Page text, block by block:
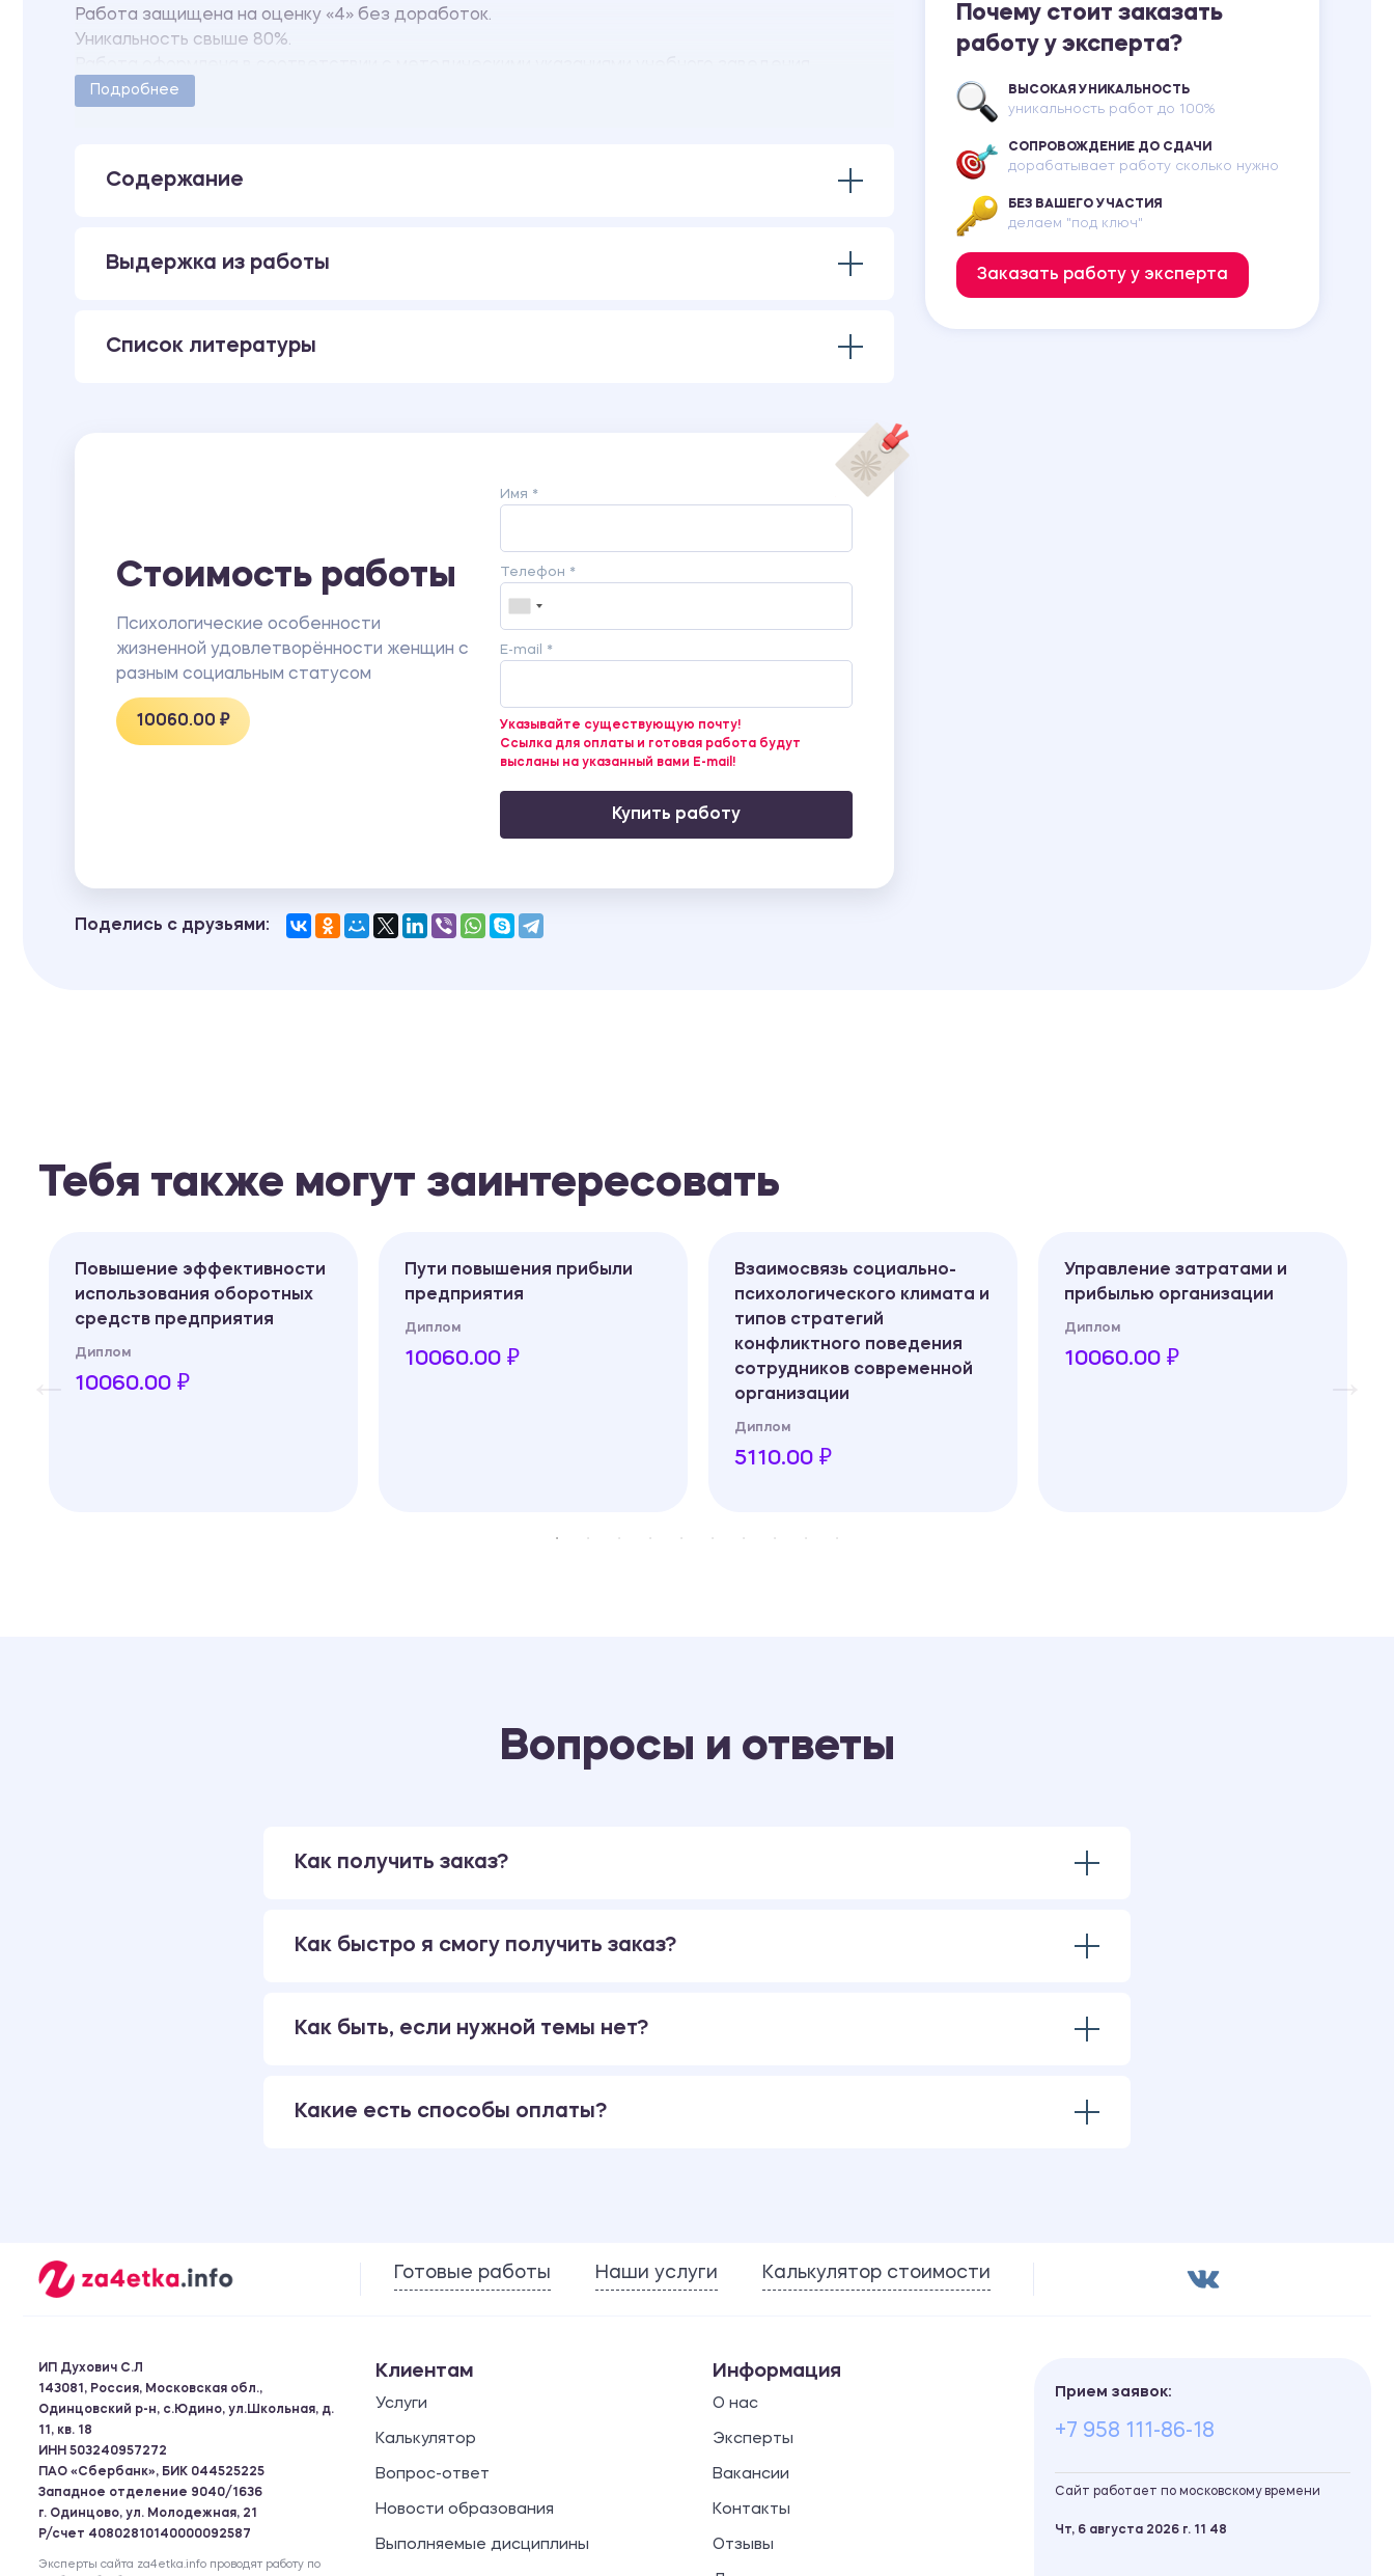
Работа защищена на оценку «4» без доработок.
Уникальность свыше 80%.
Количество страниц - 55.
ПРИЛОЖЕНИЕ 2 Сводная таблица результатов анкетирования «Характеристики жизненной
удовлетворенности» (LSIA) (Б. Бернис, в адаптации Н.В. Паниной (женщины-специалисты).
ПРИЛОЖЕНИЕ 5 Сводная таблица результатов исследования по пятифакторному личностному
Подробнее
Содержание
Выдержка из работы
Список литературы
Стоимость работы
Психологические особенности
жизненной удовлетворённости женщин с
разным социальным статусом
10060.00 ₽
Имя *
Телефон *
E-mail *
Указывайте существующую почту!
Ссылка для оплаты и готовая работа будут
высланы на указанный вами E-mail!
Купить работу
Почему стоит заказать
работу у эксперта?
ВЫСОКАЯ УНИКАЛЬНОСТЬ
уникальность работ до 100%
СОПРОВОЖДЕНИЕ ДО СДАЧИ
дорабатывает работу сколько нужно
БЕЗ ВАШЕГО УЧАСТИЯ
делаем "под ключ"
Заказать работу у эксперта
Поделись с друзьями:
Тебя также могут заинтересовать
Повышение эффективности
использования оборотных
средств предприятия
Диплом
10060.00 ₽
Пути повышения прибыли
предприятия
Диплом
10060.00 ₽
Взаимосвязь социально-
психологического климата и
типов стратегий
конфликтного поведения
сотрудников современной
организации
Диплом
5110.00 ₽
Управление затратами и
прибылью организации
Диплом
10060.00 ₽
Вопросы и ответы
Как получить заказ?
Как быстро я смогу получить заказ?
Как быть, если нужной темы нет?
Какие есть способы оплаты?
Готовые работы Наши услуги Калькулятор стоимости
ИП Духович С.Л
143081, Россия, Московская обл.,
Одинцовский р-н, с.Юдино, ул.Школьная, д.
11, кв. 18
ИНН 503240957272
ПАО «Сбербанк», БИК 044525225
Западное отделение 9040/1636
г. Одинцово, ул. Молодежная, 21
Р/счет 40802810140000092587
Эксперты сайта za4etka.info проводят работу по
Клиентам
Услуги
Калькулятор
Вопрос-ответ
Новости образования
Выполняемые дисциплины
Информация
О нас
Эксперты
Вакансии
Контакты
Отзывы
Прием заявок:
+7 958 111-86-18
Сайт работает по московскому времени
Чт, 6 августа 2026 г. 11 48